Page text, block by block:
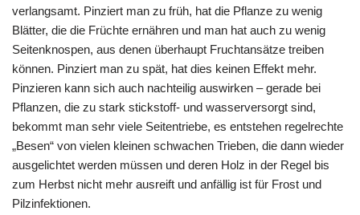
verlangsamt. Pinziert man zu früh, hat die Pflanze zu wenig
Blätter, die die Früchte ernähren und man hat auch zu wenig
Seitenknospen, aus denen überhaupt Fruchtansätze treiben
können. Pinziert man zu spät, hat dies keinen Effekt mehr.
Pinzieren kann sich auch nachteilig auswirken – gerade bei
Pflanzen, die zu stark stickstoff- und wasserversorgt sind,
bekommt man sehr viele Seitentriebe, es entstehen regelrechte
„Besen“ von vielen kleinen schwachen Trieben, die dann wieder
ausgelichtet werden müssen und deren Holz in der Regel bis
zum Herbst nicht mehr ausreift und anfällig ist für Frost und
Pilzinfektionen.